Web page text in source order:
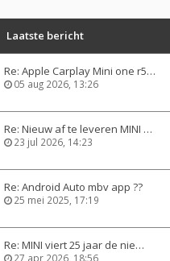
Laatste bericht
Re: Apple Carplay Mini one r5…
05 aug 2026, 13:26
Re: Nieuw af te leveren MINI …
23 jul 2026, 14:23
Re: Android Auto mbv app ??
25 mei 2025, 17:19
Re: MINI viert 25 jaar de nie…
27 apr 2026, 18:56